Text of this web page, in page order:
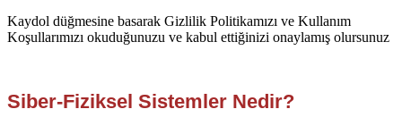
Kaydol düğmesine basarak Gizlilik Politikamızı ve Kullanım
Koşullarımızı okuduğunuzu ve kabul ettiğinizi onaylamış olursunuz
Siber-Fiziksel Sistemler Nedir?